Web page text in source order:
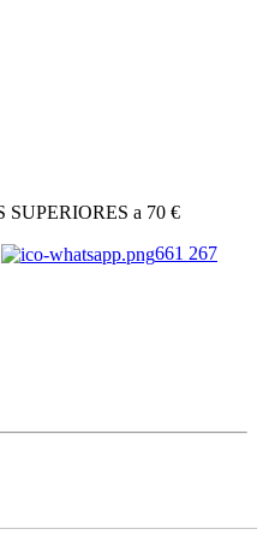
a 70 €
661 267